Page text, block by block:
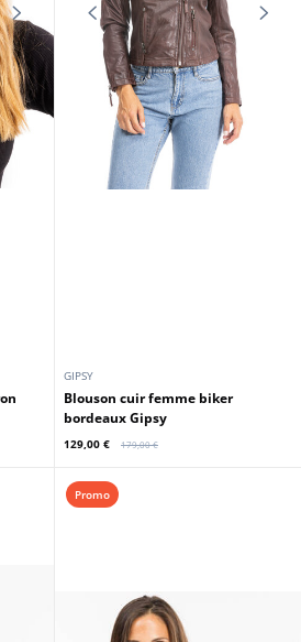
GIPSY
Blouson cuir femme biker
bordeaux Gipsy
129,00 € 179,00 €
Promo